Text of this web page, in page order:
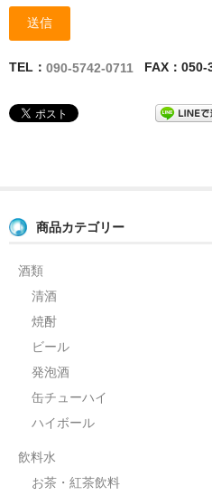
TEL： 090-5742-0711 FAX：050-
商品カテゴリー
酒類
清酒
焼酎
ビール
発泡酒
缶チューハイ
ハイボール
飲料水
お茶・紅茶飲料